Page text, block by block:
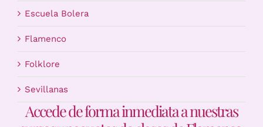
Escuela Bolera
Flamenco
Folklore
Sevillanas
Accede de forma inmediata a nuestras